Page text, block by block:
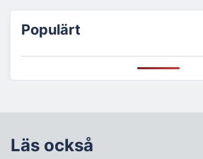
Populärt
Läs också